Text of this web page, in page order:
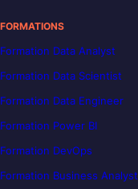
FORMATIONS
Formation Data Analyst
Formation Data Scientist
Formation Data Engineer
Formation Power BI
Formation DevOps
Formation Business Analyst